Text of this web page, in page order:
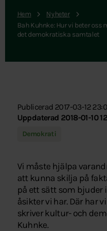
Hem
Nyheter
Bah Kuhnke: Hur vi beter
det demokratiska samtalet
Publicerad 2017-03-12
Uppdaterad 2018-01-10
Demokrati
Vi måste hjälpa
att kunna skilja på
på ett sätt som bjuder
åsikter vi har. Där har
skriver kultur- och
Kuhnke.